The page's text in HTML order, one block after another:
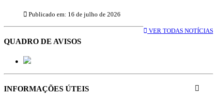
Publicado em: 16 de julho de 2026
VER TODAS NOTÍCIAS
QUADRO DE AVISOS
INFORMAÇÕES ÚTEIS